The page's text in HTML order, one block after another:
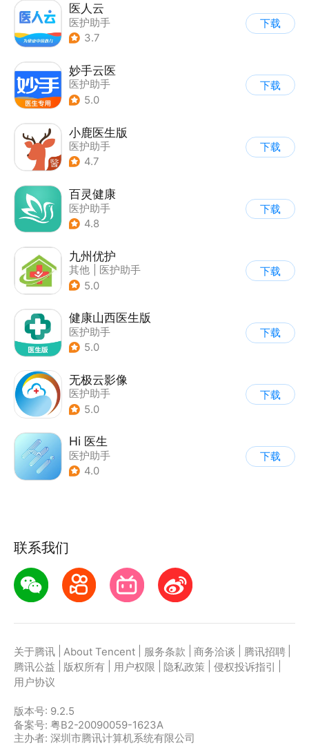
医人云
医护助手
3.7
下载
妙手云医
医护助手
5.0
下载
小鹿医生版
医护助手
4.7
下载
百灵健康
医护助手
4.8
下载
九州优护
其他
医护助手
5.0
下载
健康山西医生版
医护助手
5.0
下载
无极云影像
医护助手
5.0
下载
Hi 医生
医护助手
4.0
下载
联系我们
关于腾讯 About Tencent 服务条款 商务洽谈 腾讯招聘
腾讯公益
版权所有 用户权限 隐私政策 侵权投诉指引
用户协议
版本号: 9.2.5
备案号: 粤B2-20090059-1623A
主办者: 深圳市腾讯计算机系统有限公司